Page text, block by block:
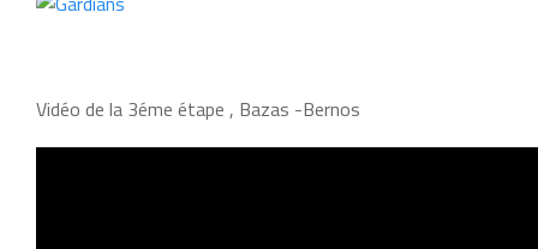
Vidéo de la 3éme étape , Bazas -Bernos